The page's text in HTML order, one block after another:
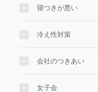
寝つきが悪い
冷え性対策
会社のつきあい
女子会